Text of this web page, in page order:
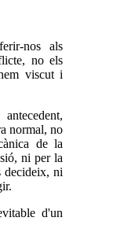
nos als
no els
viscut i
normal, no
de la
ni per la
decideix, ni
d'un